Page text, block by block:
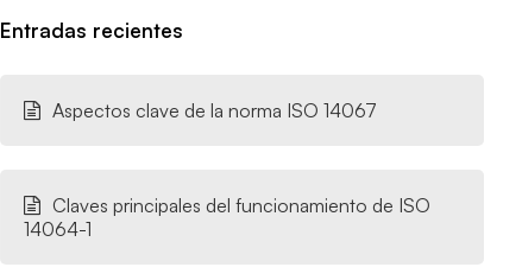
Entradas recientes
Aspectos clave de la norma ISO 14067
Claves principales del funcionamiento de ISO
14064-1